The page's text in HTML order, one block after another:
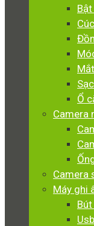
Ổ
Camera
Camera
Máy ghi